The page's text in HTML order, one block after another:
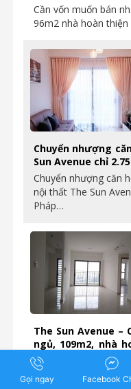
Cần vốn muốn bán
96m2 nhà hoàn
Chuyển nhượng
Sun Avenue chỉ
Chuyển nhượng căn
nội thất The Sun
Pháp…
The Sun Avenue –
ngủ, 109m2, nhà
bao hết
Chuyển nhượng căn
Gọi ngay Facebook